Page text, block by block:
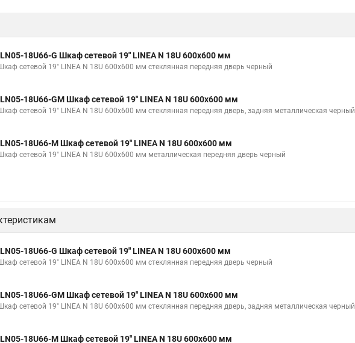
18U66-G Шкаф сетевой 19" LINEA N 18U 600х600 мм
сетевой 19" LINEA N 18U 600х600 мм стеклянная передняя дверь черный
18U66-GM Шкаф сетевой 19" LINEA N 18U 600х600 мм
сетевой 19" LINEA N 18U 600х600 мм стеклянная передняя дверь, задняя металлическая черный
18U66-M Шкаф сетевой 19" LINEA N 18U 600х600 мм
сетевой 19" LINEA N 18U 600х600 мм металлическая передняя дверь черный
18U66-G Шкаф сетевой 19" LINEA N 18U 600х600 мм
сетевой 19" LINEA N 18U 600х600 мм стеклянная передняя дверь черный
18U66-GM Шкаф сетевой 19" LINEA N 18U 600х600 мм
сетевой 19" LINEA N 18U 600х600 мм стеклянная передняя дверь, задняя металлическая черный
18U66-M Шкаф сетевой 19" LINEA N 18U 600х600 мм